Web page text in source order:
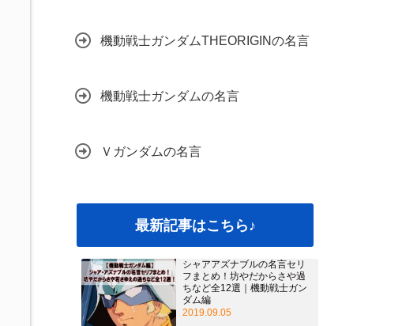
機動戦士ガンダムTHEORIGINの名言
機動戦士ガンダムの名言
Ｖガンダムの名言
最新記事はこちら♪
シャアアズナブルの名言セリ
フまとめ！坊やだからさや過
ちなど全12選｜機動戦士ガン
ダム編
2019.09.05